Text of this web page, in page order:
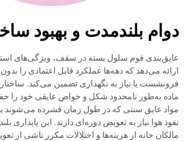
دوام بلندمدت و بهبود
عایق‌بندی فوم سلول بسته در سقف، ویژگی‌های
ارائه می‌دهد که دهه‌ها عملکرد قابل اعتمادی را
فرونشست یا نیاز به نگهداری تضمین می‌کند.
ماده به‌طور نامحدود شکل و خواص عایقی خود را
مواد عایق سنتی که در طول زمان فشرده می‌شوند
نفوذ هوا نیاز به تعویض دوره‌ای دارند. این
مالکان خانه از هزینه‌ها و اختلالات مکرر ناشی از